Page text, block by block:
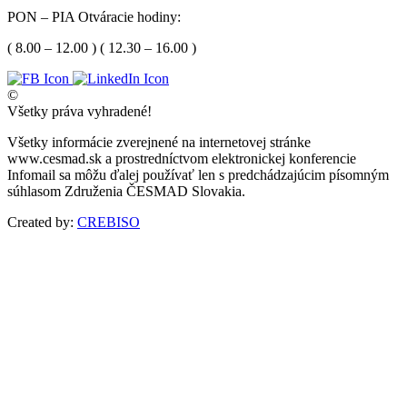
PON – PIA Otváracie hodiny:
( 8.00 – 12.00 ) ( 12.30 – 16.00 )
©
Všetky práva vyhradené!
Všetky informácie zverejnené na internetovej stránke
www.cesmad.sk a prostredníctvom elektronickej konferencie
Infomail sa môžu ďalej používať len s predchádzajúcim písomným
súhlasom Združenia ČESMAD Slovakia.
Created by: CREBISO